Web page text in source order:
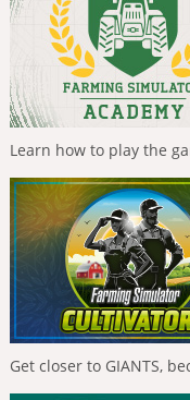
Learn how to play the
Get closer to GIANTS,